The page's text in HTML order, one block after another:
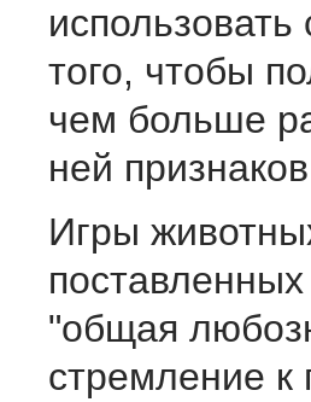
того, чтобы
чем больше
ней
Игры
"общая
стремление к